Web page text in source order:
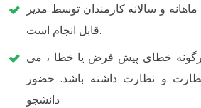
و سالانه کارمندان توسط مدیر
قابل انجام است.
خطای پیش فرض یا خطا ، می
و نظارت داشته باشد. حضور
دانشجو